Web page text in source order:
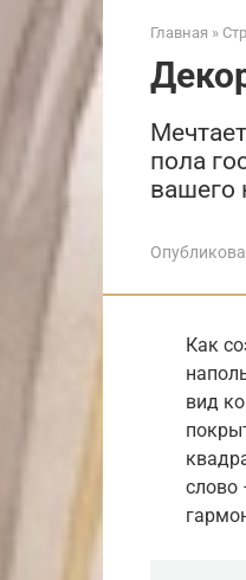
Главная »
пола
вашего
Как
вид
слово